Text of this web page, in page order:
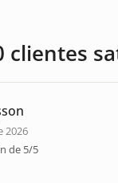
clientes
2026
de 5/5